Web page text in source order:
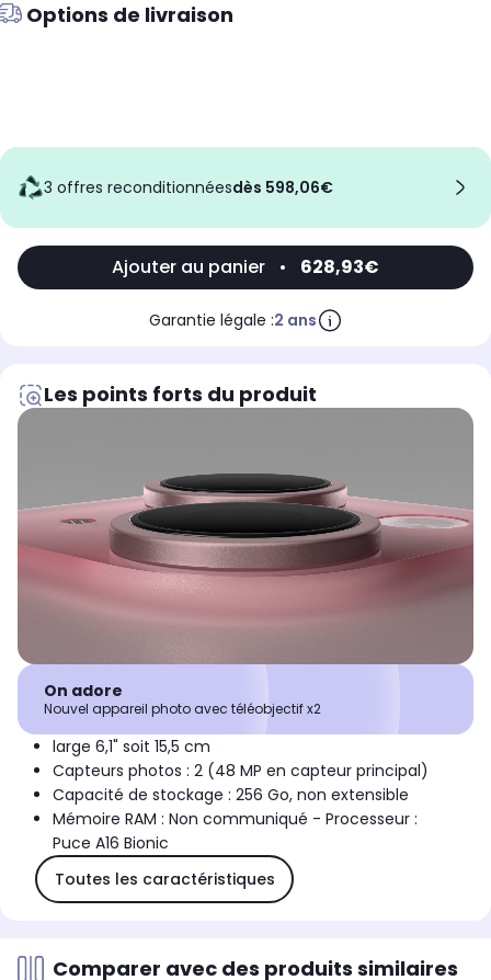
Options de livraison
3 offres reconditionnées dès 598,06€
Ajouter au panier • 628,93€
Garantie légale :2 ans
Les points forts du produit
On adore
Nouvel appareil photo avec téléobjectif x2
large 6,1" soit 15,5 cm
Capteurs photos : 2 (48 MP en capteur principal)
Capacité de stockage : 256 Go, non extensible
Mémoire RAM : Non communiqué - Processeur :
Puce A16 Bionic
Toutes les caractéristiques
Comparer avec des produits similaires